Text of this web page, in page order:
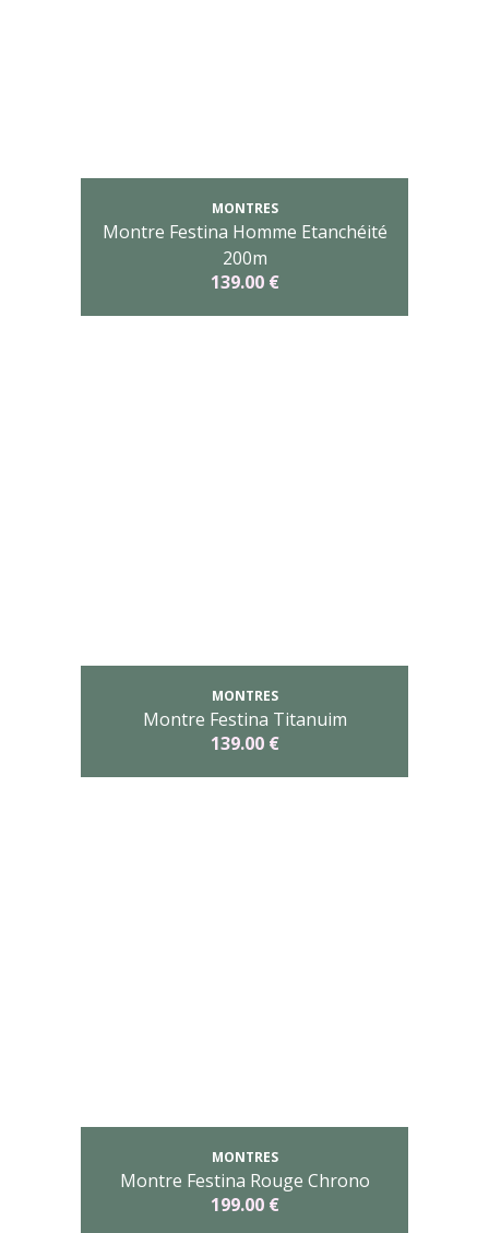
MONTRES
Montre Festina Homme Etanchéité
200m
139.00 €
MONTRES
Montre Festina Titanuim
139.00 €
MONTRES
Montre Festina Rouge Chrono
199.00 €